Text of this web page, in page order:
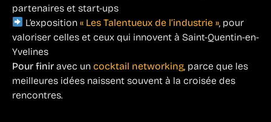
partenaires et start-ups
L’exposition« Les Talentueux de l’industrie » , pour
valoriser celles et ceux qui innovent à Saint-Quentin-en-
Yvelines
Pour finir avec un cocktail networking , parce que les
meilleures idées naissent souvent à la croisée des
rencontres.